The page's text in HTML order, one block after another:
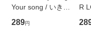
Your song / いきも
のがかり / [CD]
【メール便送料無
289円
R
産